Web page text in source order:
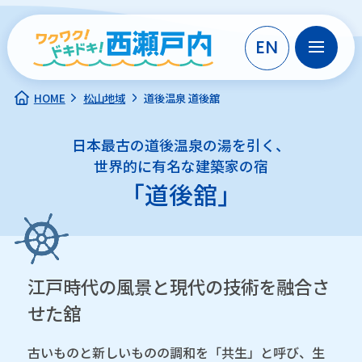
EN
HOME 松山地域 道後温泉 道後舘
日本最古の道後温泉の湯を引く、
世界的に有名な建築家の宿
「道後舘」
江戸時代の風景と現代の技術を融合さ
せた舘
古いものと新しいものの調和を「共生」と呼び、 生